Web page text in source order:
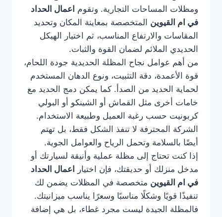
ومظلات المساحات التجارية. وتقوم اعمال الحداد
في ام القيوين المتخصصة بمعاينة المكان وتحديد
المقاسات والارتفاع المناسب، ثم اختيار الهيكل
الحديدي الملائم لضمان القوة والثبات.
من أهم عوامل نجاح المظلة الحديدية جودة اللحام،
قوة الأعمدة، دقة التثبيت، ونوع الدهان المستخدم
لحماية الحديد من الصدأ. كما يمكن دمج الحديد مع
خامات أخرى مثل القماش أو الشينكو أو البولي
كربونيت حسب رغبة العميل وطبيعة الاستخدام.
الشركة المحترفة لا تنفذ الشكل فقط، بل تهتم
أيضًا بالسلامة وتحمل الرياح والعوامل الجوية.
إذا كنت تحتاج إلى مظلة عملية وأنيقة لسيارتك أو
مدخل منزلك أو حديقتك، فإن اختيار
اعمال الحداد
في ام القيوين متخصصة في المظلات يضمن لك
تنفيذًا قويًا وشكلًا مناسبًا وسعرًا يناسب ميزانيتك.
فالمظلة الجيدة ليست مجرد غطاء، بل هي إضافة